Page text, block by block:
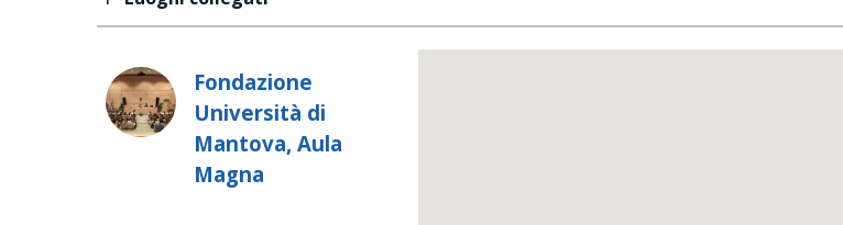
Fondazione
Università di
Mantova, Aula
Magna